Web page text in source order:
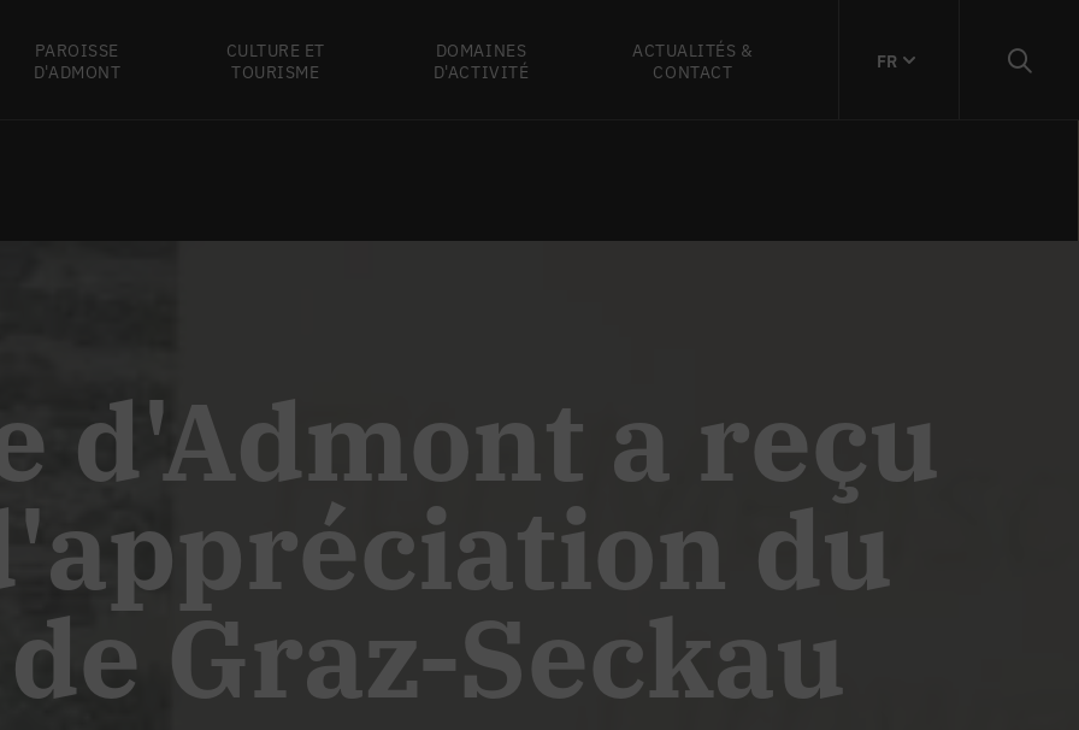
PAROISSE
D'ADMONT
CULTURE ET
TOURISME
DOMAINES
D'ACTIVITÉ
ACTUALITÉS &
CONTACT
FR
d'Admont a reçu
du
Graz-Seckau